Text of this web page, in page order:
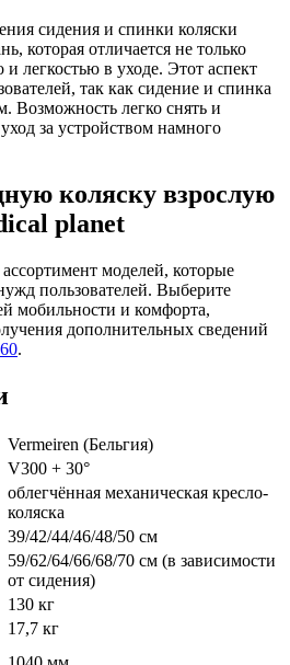
сидения и спинки коляски
которая отличается не только
легкостью в уходе. Этот аспект
так как сидение и спинка
Возможность легко снять и
за устройством намного
коляску взрослую
planet
моделей, которые
пользователей. Выберите
мобильности и комфорта,
дополнительных сведений
.
Vermeiren (Бельгия)
V300 + 30°
облегчённая механическая кресло-
коляска
39/42/44/46/48/50 см
59/62/64/66/68/70 см (в зависимости
от сидения)
130 кг
17,7 кг